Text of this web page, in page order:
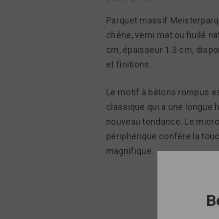
Parquet massif
chêne, verni mat ou huilé
cm, épaisseur 1.3 cm,
et finitions.
Le motif à bâtons rompus
classique qui a une longue
nouveau tendance. Le
périphérique confère la
magnifique.